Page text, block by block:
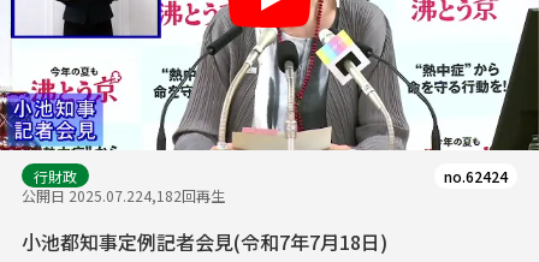
行財政
公開日 2025.07.224,182回再生
no.62424
小池都知事定例記者会見(令和7年7月18日)